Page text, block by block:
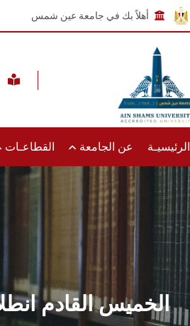
أهلاً بك في جامعة عين شمس
الرئيسيـة عن الجامعة القطاعـات
الخميس القادم